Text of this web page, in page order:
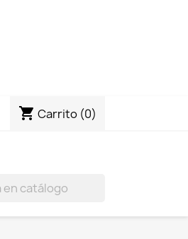
shopping_cart Carrito (0)